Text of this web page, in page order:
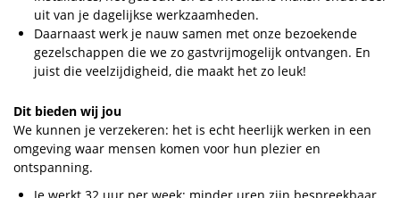
uit van je dagelijkse werkzaamheden.
Daarnaast werk je nauw samen met onze bezoekende
gezelschappen die we zo gastvrijmogelijk ontvangen. En
juist die veelzijdigheid, die maakt het zo leuk!
Dit bieden wij jou
We kunnen je verzekeren: het is echt heerlijk werken in een
omgeving waar mensen komen voor hun plezier en
ontspanning.